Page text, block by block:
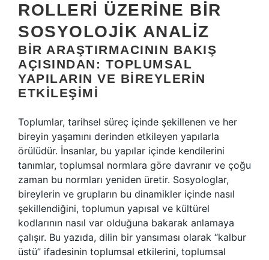
ROLLERI ÜZERINE BIR
SOSYOLOJIK ANALIZ
BIR ARAŞTIRMACININ BAKIŞ
AÇISINDAN: TOPLUMSAL
YAPILARIN VE BIREYLERIN
ETKILEŞIMI
Toplumlar, tarihsel süreç içinde şekillenen ve her
bireyin yaşamını derinden etkileyen yapılarla
örülüdür. İnsanlar, bu yapılar içinde kendilerini
tanımlar, toplumsal normlara göre davranır ve çoğu
zaman bu normları yeniden üretir. Sosyologlar,
bireylerin ve grupların bu dinamikler içinde nasıl
şekillendiğini, toplumun yapısal ve kültürel
kodlarının nasıl var olduğuna bakarak anlamaya
çalışır. Bu yazıda, dilin bir yansıması olarak “kalbur
üstü” ifadesinin toplumsal etkilerini, toplumsal